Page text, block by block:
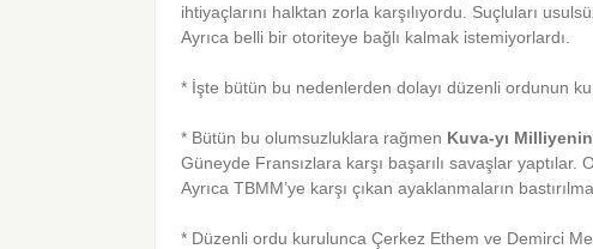
ihtiyaçlarını halktan zorla karşılıyordu. Suçluları
Ayrıca belli bir otoriteye bağlı kal­mak istemiyorlardı.
* İşte bütün bu nedenlerden dolayı düzenli ordunun
* Bütün bu olumsuzluklara rağmen Kuva-yı
Güneyde Fransızlara karşı başarılı savaşlar
Ayrıca TBMM’ye karşı çıkan ayaklanmaların
* Düzenli ordu kurulunca Çerkez Ethem ve Demirci